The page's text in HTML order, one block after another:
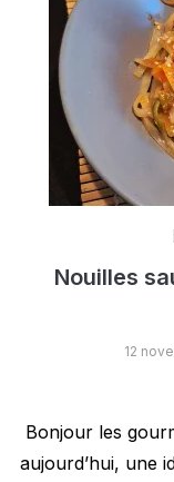
Nouilles
12
Bonjour les
aujourd’hui, une